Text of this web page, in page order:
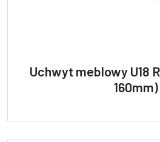
Uchwyt meblowy U18
160mm)